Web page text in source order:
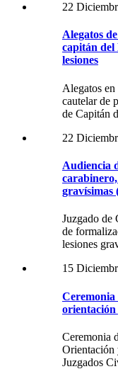
22
Alegatos
capitán
lesiones
Alegatos en
cautelar de
de Capitán
22
Audiencia
gravísimas
Juzgado de
de
lesiones
15
Ceremonia
orientación
Ceremonia
Juzgados